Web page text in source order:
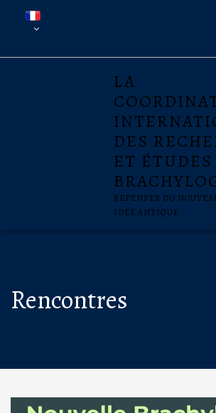
LA
DES
ET ÉTUDES
REPENSER DU
IDÉE ANTIQUE
Rencontres